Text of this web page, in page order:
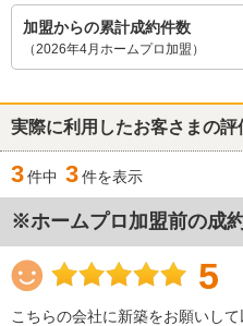
加盟からの累計成約件数
（2026年4月ホームプロ加盟）
実際に利用したお客さまの評
3件中 3件を表示
※ホームプロ加盟前の成
5
こちらの会社に新築をお願いし